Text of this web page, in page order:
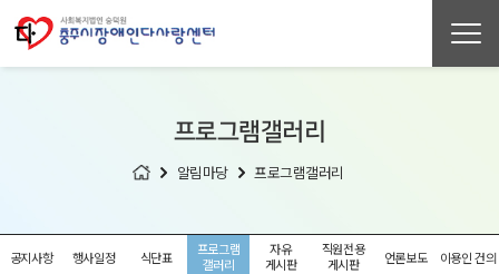
프로그램갤러리
알림마당 프로그램갤러리
공지사항 행사일정 식단표
프로그램
갤러리
자유
게시판
직원전용
게시판
언론보도 이용인 건의